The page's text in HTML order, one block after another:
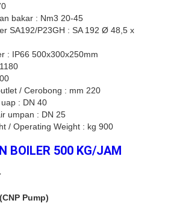
bakar : Nm3 20-45
SA192/P23GH : SA 192 Ø 48,5 x
: IP66 500x300x250mm
/ Cerobong : mm 220
: DN 40
umpan : DN 25
/ Operating Weight : kg 900
BOILER 500 KG/JAM
Pump)